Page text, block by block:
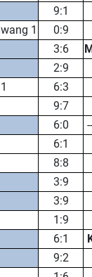
9:1
1 0:9
3:6
2:9
6:3
9:7
6:0 --
6:1
8:8
3:9
3:9
1:9
6:1
9:2